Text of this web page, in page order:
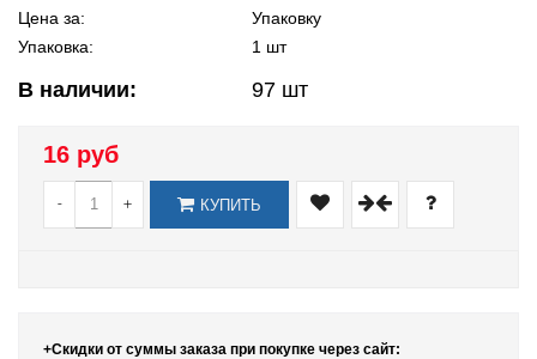
Цена за:
Упаковку
Упаковка:
1 шт
В наличии: 97 шт
16 руб
- + КУПИТЬ
+Скидки от суммы заказа при покупке через сайт: